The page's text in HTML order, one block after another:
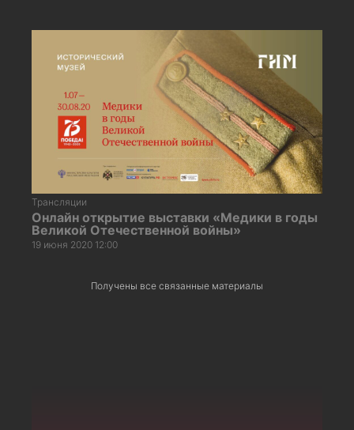
Трансляции
Онлайн открытие выставки «Медики в годы
Великой Отечественной войны»
19 июня 2020 12:00
Получены все связанные материалы